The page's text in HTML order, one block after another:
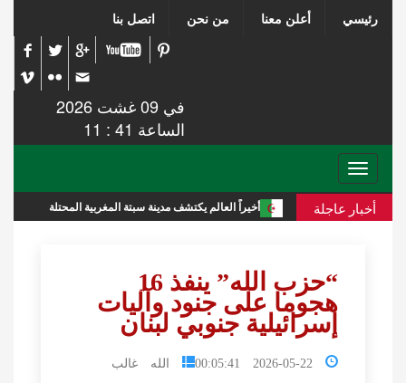
رئيسي أعلن معنا من نحن اتصل بنا
في 09 غشت 2026
الساعة 41 : 11
Toggle
navigation
أخبار عاجلة أخيراً العالم يكتشف مدينة سبتة المغربية المحتلة
“حزب الله” ينفذ 16
هجوما على جنود وآليات
إسرائيلية جنوبي لبنان
2026-05-22 00:05:41 الله غالب